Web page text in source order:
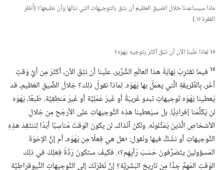
ماذا سيساعدنا خلال الضيق العظيم أن نثق بالتوجيهات التي ننالها وأن نطيعها؟‏ (‏أُنظر
الفقرة ١٥.‏)‏
١٥ لِماذا علَينا الآنَ أن نثِقَ أكثَرَ بِتَوجيهِ يَهْوَه؟‏
١٥ فيما تقتَرِبُ نِهايَةُ هذا العالَمِ الشِّرِّير،‏ علَينا أن نثِقَ الآن،‏ أكثَرَ مِن أيِّ وَقتٍ
آخَر،‏ بِالطَّريقَةِ الَّتي يعمَلُ بها يَهْوَه.‏ لِماذا نقولُ ذلِك؟‏ خِلالَ الضِّيقِ العَظيم،‏ قد
يُعطينا يَهْوَه تَوجيهاتٍ تبدو غَريبَةً أو غَيرَ عَمَلِيَّة أو غَيرَ مَنطِقِيَّة.‏ طَبعًا،‏ يَهْوَه
لن يُكَلِّمَنا إفرادِيًّا.‏ بل سيُعطينا هذِه التَّوجيهاتِ على الأرجَحِ مِن خِلالِ
الأشخاصِ الَّذينَ يُمَثِّلونَه.‏ ولكنْ آنَذاك،‏ لن يكونَ الوَقتُ مُناسِبًا أبَدًا لِننتَقِدَ هذِهِ
التَّوجيهاتِ أو نشُكُّ فيها ونَقول:‏ ‹هل هي فِعلًا مِن يَهْوَه،‏ أم إنَّ الإخوَةَ
المَسؤولينَ يتَصَرَّفونَ حَسَبَ رَأيِهِم؟‏›.‏ فكَيفَ ستكونُ رَدَّةُ فِعلِكَ في ذلِك
الوَقتِ المُهِمِّ جِدًّا مِن تاريخِ البَشَرِيَّة؟‏ إنَّ نَظرَتَكَ إلى التَّوجيهاتِ الثِّيوقراطِيَّة